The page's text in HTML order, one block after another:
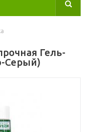
Гель-
Серый)